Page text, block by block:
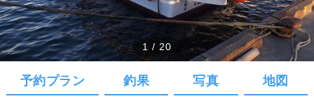
1 / 20
予約プラン 釣果 写真 地図